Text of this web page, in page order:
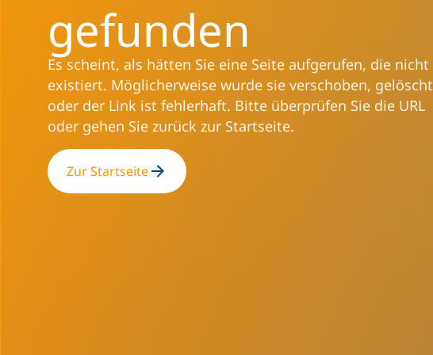
gefunden
Es scheint, als hätten Sie eine Seite aufgerufen, die nicht
existiert. Möglicherweise wurde sie verschoben, gelöscht
oder der Link ist fehlerhaft. Bitte überprüfen Sie die URL
oder gehen Sie zurück zur Startseite.
Zur Startseite